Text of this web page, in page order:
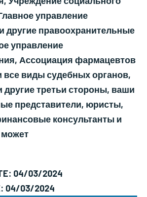
управление
другие правоохранительные
управление
Ассоциация фармацевтов
все виды судебных органов,
другие третьи стороны, ваши
представители, юристы,
консультанты и
04/03/2024
04/03/2024